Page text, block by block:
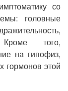
со
головные
Кроме того,
на гипофиз,
гормонов этой